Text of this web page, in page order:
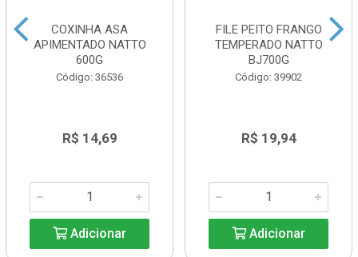
COXINHA ASA
APIMENTADO NATTO
600G
Código: 36536
R$ 14,69
Adicionar
FILE PEITO FRANGO
TEMPERADO NATTO
BJ700G
Código: 39902
R$ 19,94
Adicionar